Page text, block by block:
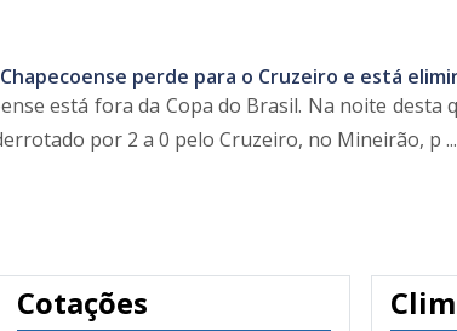
Chapecoense perde para o Cruzeiro e está
está fora da Copa do Brasil. Na noite desta
por 2 a 0 pelo Cruzeiro, no Mineirão, p ...
Cotações